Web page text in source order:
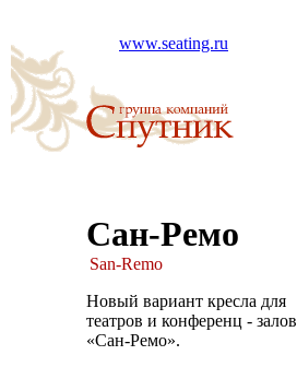
www.seating.ru
Сан-Ремо
San-Remo
Новый вариант кресла для
театров и конференц - залов
«Сан-Ремо».